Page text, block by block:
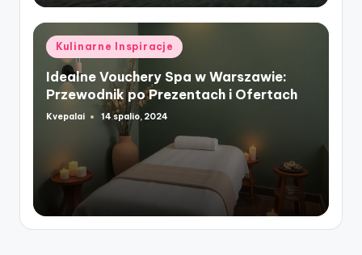
Posted
in
Kulinarne Inspiracje
Idealne Vouchery Spa w Warszawie:
Przewodnik po Prezentach i Ofertach
Posted
Kvepalai 14 spalio, 2024